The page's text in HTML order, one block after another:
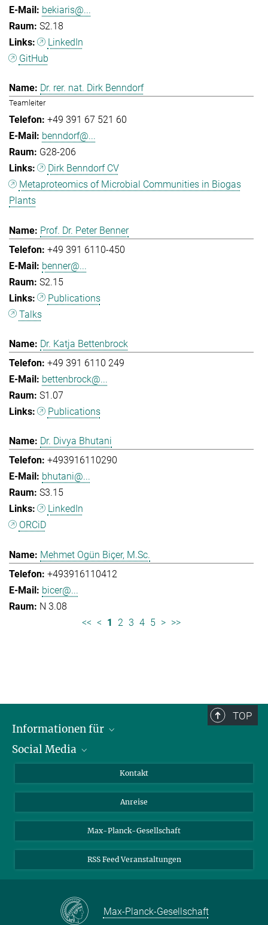
bekiaris@...
S2.18
LinkedIn
GitHub
Dr. rer. nat. Dirk Benndorf
Teamleiter
+49 391 67 521 60
benndorf@...
G28-206
Dirk Benndorf CV
Metaproteomics of Microbial Communities in Biogas
Plants
Prof. Dr. Peter Benner
+49 391 6110-450
benner@...
S2.15
Publications
Talks
Dr. Katja Bettenbrock
+49 391 6110 249
bettenbrock@...
S1.07
Publications
Dr. Divya Bhutani
+493916110290
bhutani@...
S3.15
LinkedIn
ORCiD
Mehmet Ogün Biçer, M.Sc.
+493916110412
bicer@...
N 3.08
<< < 1 2 3 4 5 > >>
TOP
Informationen für
Wissenschaftlerinnen und Wissenschaftler
Bewerberinnen und Bewerber
Medienvertreter
Schülerinnen und Schüler
Social Media
YouTube
Mastodon
Kontakt
Anreise
Max-Planck-Gesellschaft
RSS Feed Veranstaltungen
Max-Planck-Gesellschaft